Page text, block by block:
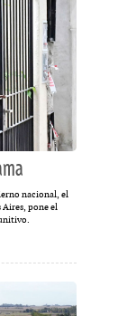
nacional, el
pone el